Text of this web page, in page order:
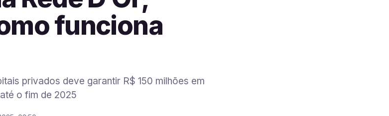
funciona
privados deve garantir R$ 150 milhões em
o fim de 2025